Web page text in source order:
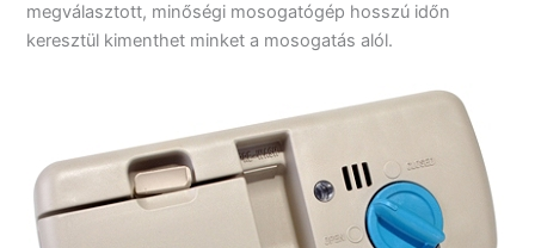
megválasztott, minőségi mosogatógép hosszú időn
keresztül kimenthet minket a mosogatás alól.